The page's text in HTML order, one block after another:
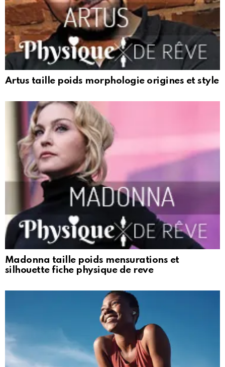
Artus taille poids morphologie origines et style
Madonna taille poids mensurations et
silhouette fiche physique de reve